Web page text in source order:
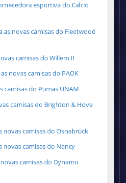
esportiva do Calcio
as novas camisas do Fleetwood
camisas do Willem II
novas camisas do PAOK
camisas do Pumas UNAM
camisas do Brighton & Hove
novas camisas do Osnabrück
novas camisas do Nancy
camisas do Dynamo